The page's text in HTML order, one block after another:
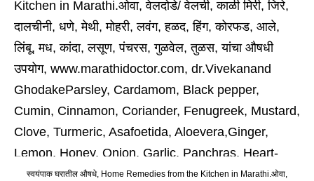
स्वयंपाक घरातील औषधे, Home Remedies from the Kitchen in Marathi.ओवा,